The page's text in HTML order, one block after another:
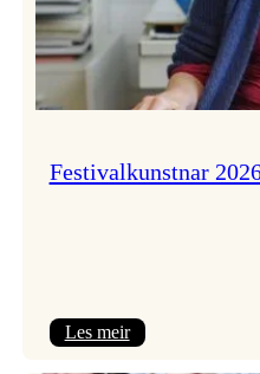
Festivalkunstnar
Les meir: